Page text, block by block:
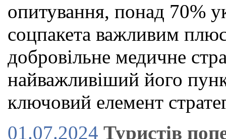
опитування, понад 70%
соцпакета важливим
добровільне медичне
найважливіший його
ключовий елемент
01.07.2024 Туристів